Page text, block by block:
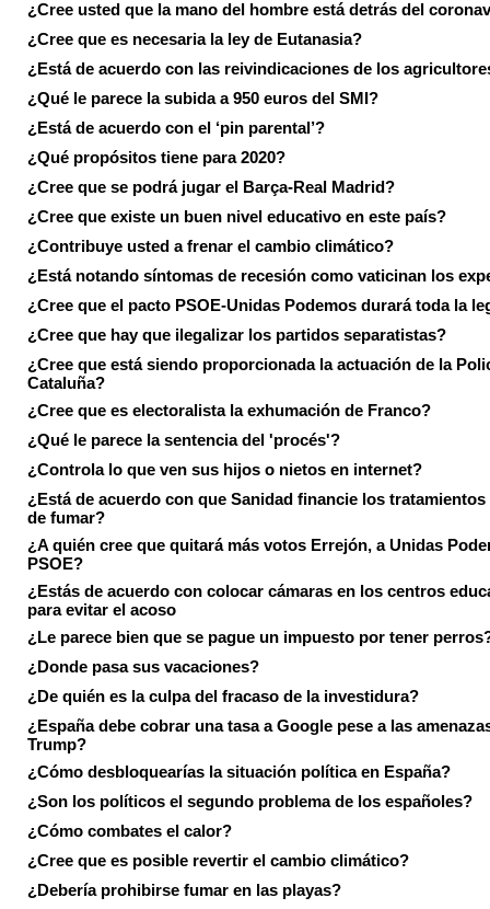
¿Cree usted que la mano del hombre está detrás del
¿Cree que es necesaria la ley de Eutanasia?
¿Está de acuerdo con las reivindicaciones de los
¿Qué le parece la subida a 950 euros del SMI?
¿Está de acuerdo con el ‘pin parental’?
¿Qué propósitos tiene para 2020?
¿Cree que se podrá jugar el Barça-Real Madrid?
¿Cree que existe un buen nivel educativo en este país?
¿Contribuye usted a frenar el cambio climático?
¿Está notando síntomas de recesión como vaticinan los
¿Cree que el pacto PSOE-Unidas Podemos durará toda la
¿Cree que hay que ilegalizar los partidos separatistas?
¿Cree que está siendo proporcionada la actuación de la
Cataluña?
¿Cree que es electoralista la exhumación de Franco?
¿Qué le parece la sentencia del 'procés'?
¿Controla lo que ven sus hijos o nietos en internet?
¿Está de acuerdo con que Sanidad financie los tratamientos
de fumar?
¿A quién cree que quitará más votos Errejón, a Unidas
PSOE?
¿Estás de acuerdo con colocar cámaras en los centros
para evitar el acoso
¿Le parece bien que se pague un impuesto por tener
¿Donde pasa sus vacaciones?
¿De quién es la culpa del fracaso de la investidura?
¿España debe cobrar una tasa a Google pese a las
Trump?
¿Cómo desbloquearías la situación política en España?
¿Son los políticos el segundo problema de los españoles?
¿Cómo combates el calor?
¿Cree que es posible revertir el cambio climático?
¿Debería prohibirse fumar en las playas?